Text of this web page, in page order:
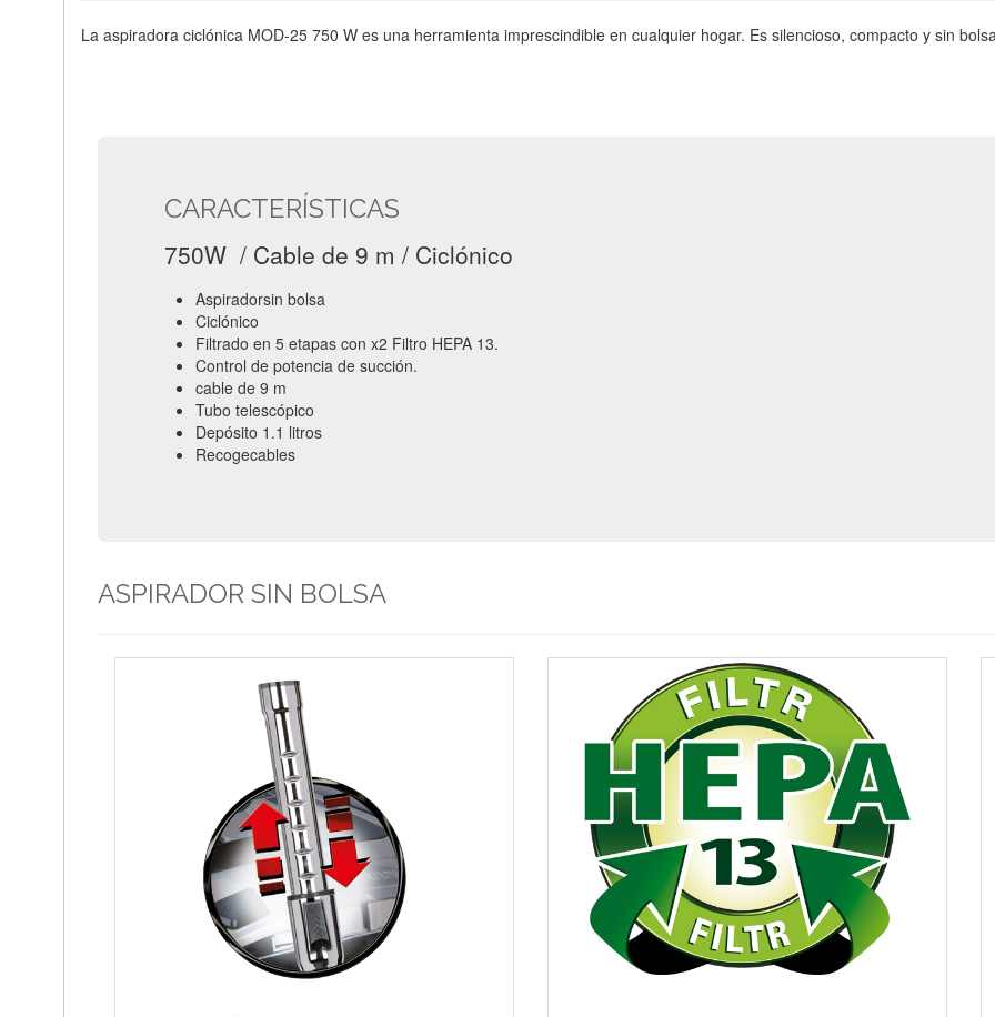
La aspiradora ciclónica MOD-25 750 W es una herramienta imprescindible en cualquier hogar. Es silencioso, compacto y sin
CARACTERÍSTICAS
750W / Cable de 9 m / Ciclónico
Aspiradorsin bolsa
Ciclónico
Filtrado en 5 etapas con x2 Filtro HEPA 13.
Control de potencia de succión.
cable de 9 m
Tubo telescópico
Depósito 1.1 litros
Recogecables
ASPIRADOR SIN BOLSA